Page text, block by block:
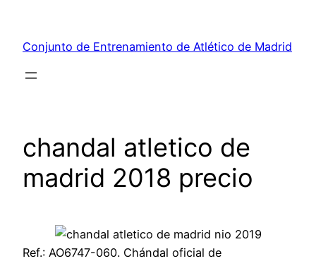
contenido
Conjunto de Entrenamiento de Atlético de Madrid
chandal atletico de
madrid 2018 precio
Ref.: AO6747-060. Chándal oficial de